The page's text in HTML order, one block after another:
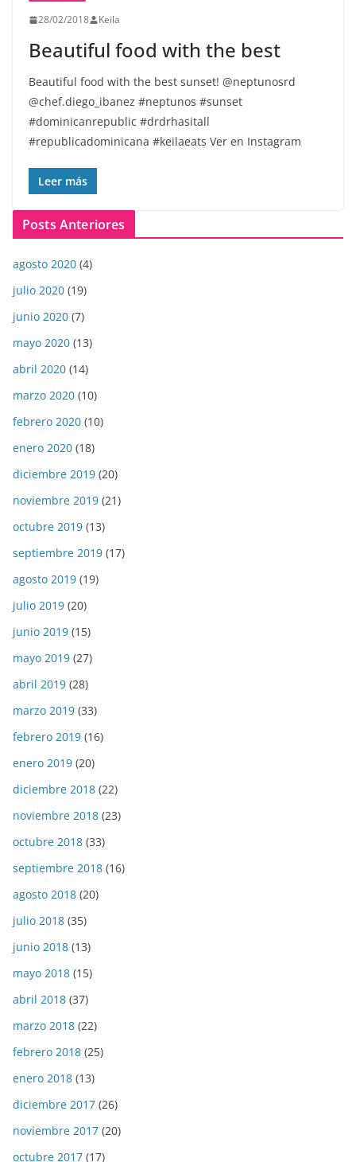
28/02/2018 Keila
Beautiful food with the best
Beautiful food with the best sunset! @neptunosrd
@chef.diego_ibanez #neptunos #sunset
#dominicanrepublic #drdrhasitall
#republicadominicana #keilaeats Ver en Instagram
Leer más
Posts Anteriores
agosto 2020 (4)
julio 2020 (19)
junio 2020 (7)
mayo 2020 (13)
abril 2020 (14)
marzo 2020 (10)
febrero 2020 (10)
enero 2020 (18)
diciembre 2019 (20)
noviembre 2019 (21)
octubre 2019 (13)
septiembre 2019 (17)
agosto 2019 (19)
julio 2019 (20)
junio 2019 (15)
mayo 2019 (27)
abril 2019 (28)
marzo 2019 (33)
febrero 2019 (16)
enero 2019 (20)
diciembre 2018 (22)
noviembre 2018 (23)
octubre 2018 (33)
septiembre 2018 (16)
agosto 2018 (20)
julio 2018 (35)
junio 2018 (13)
mayo 2018 (15)
abril 2018 (37)
marzo 2018 (22)
febrero 2018 (25)
enero 2018 (13)
diciembre 2017 (26)
noviembre 2017 (20)
octubre 2017 (17)